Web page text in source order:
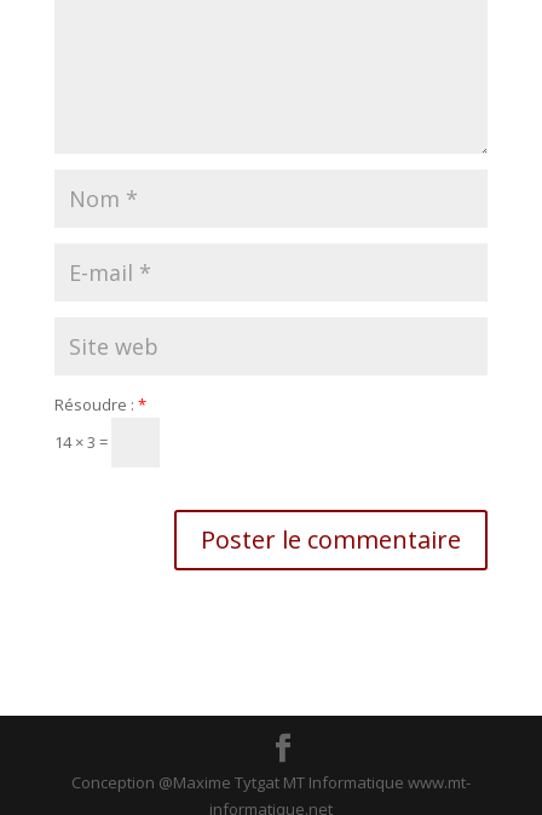
Résoudre : *
14 × 3 =
Conception @Maxime Tytgat MT Informatique www.mt-
informatique.net